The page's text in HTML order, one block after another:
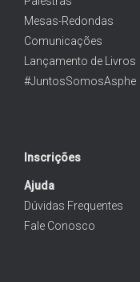
Mesas-Redondas
Comunicações
Lançamento de Livros
#JuntosSomosAsphe
Inscrições
Ajuda
Dúvidas Frequentes
Fale Conosco